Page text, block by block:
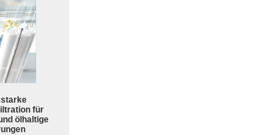
für
ölhaltige